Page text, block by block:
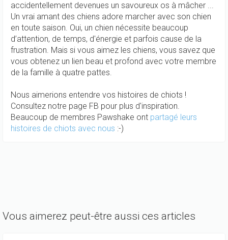
accidentellement devenues un savoureux os à mâcher ...
Un vrai amant des chiens adore marcher avec son chien
en toute saison. Oui, un chien nécessite beaucoup
d’attention, de temps, d'énergie et parfois cause de la
frustration. Mais si vous aimez les chiens, vous savez que
vous obtenez un lien beau et profond avec votre membre
de la famille à quatre pattes.
Nous aimerions entendre vos histoires de chiots !
Consultez notre page FB pour plus d'inspiration.
Beaucoup de membres Pawshake ont partagé leurs
histoires de chiots avec nous :-)
Vous aimerez peut-être aussi ces articles